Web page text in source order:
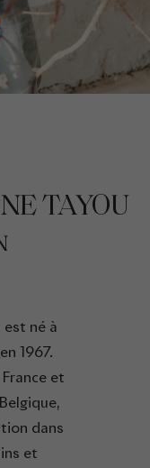
TAYOU
est né à
1967.
et
dans
et